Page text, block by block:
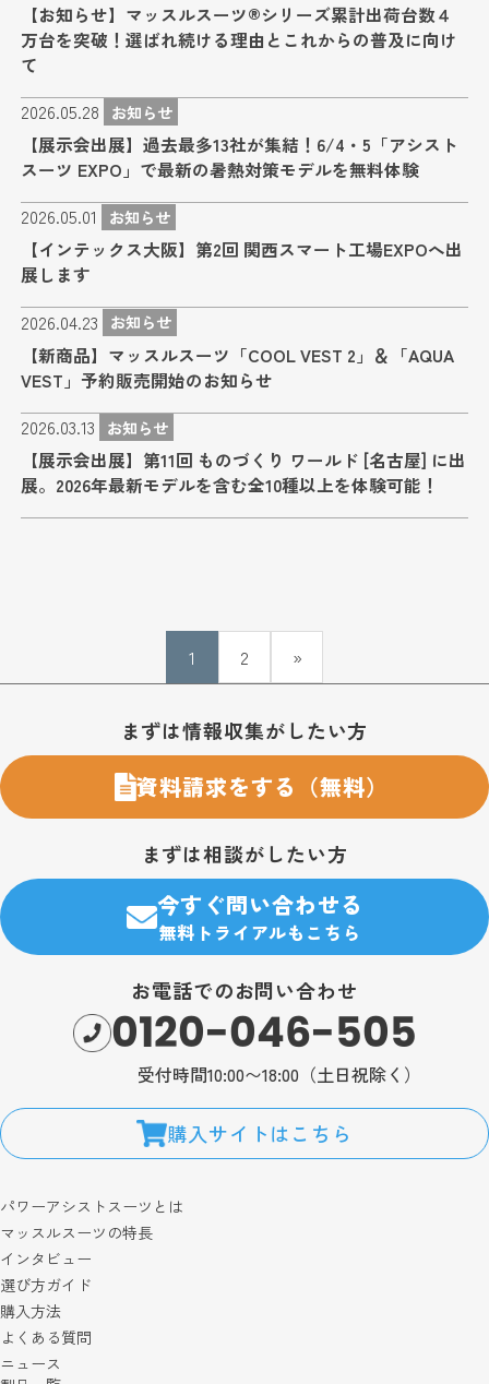
【お知らせ】マッスルスーツ®シリーズ累計出荷台数４
万台を突破！選ばれ続ける理由とこれからの普及に向け
て
2026.05.28 お知らせ
【展示会出展】過去最多13社が集結！6/4・5「アシスト
スーツ EXPO」で最新の暑熱対策モデルを無料体験
2026.05.01 お知らせ
【インテックス大阪】第2回 関西スマート工場EXPOへ出
展します
2026.04.23 お知らせ
【新商品】マッスルスーツ「COOL VEST 2」＆「AQUA
VEST」予約販売開始のお知らせ
2026.03.13 お知らせ
【展示会出展】第11回 ものづくり ワールド [名古屋] に出
展。2026年最新モデルを含む全10種以上を体験可能！
1 2
»
まずは情報収集がしたい方
資料請求をする（無料）
まずは相談がしたい方
今すぐ問い合わせる
無料トライアルもこちら
お電話でのお問い合わせ
0120-046-505
受付時間10:00〜18:00（土日祝除く）
購入サイトはこちら
パワーアシストスーツとは
マッスルスーツの特長
インタビュー
選び方ガイド
購入方法
よくある質問
ニュース